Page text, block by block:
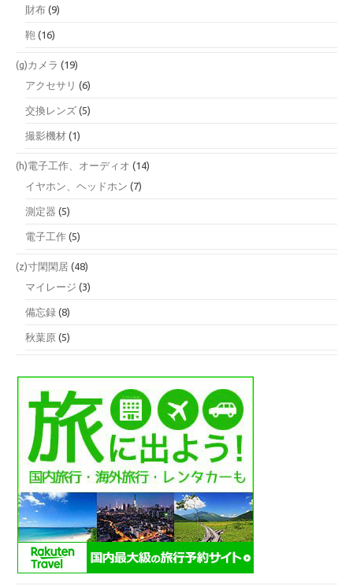
財布 (9)
鞄 (16)
(g)カメラ (19)
アクセサリ (6)
交換レンズ (5)
撮影機材 (1)
(h)電子工作、オーディオ (14)
イヤホン、ヘッドホン (7)
測定器 (5)
電子工作 (5)
(z)寸閑閑居 (48)
マイレージ (3)
備忘録 (8)
秋葉原 (5)